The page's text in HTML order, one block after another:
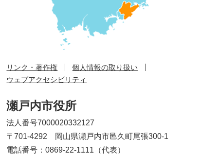
リンク・著作権
個人情報の取り扱い
ウェブアクセシビリティ
瀬戸内市役所
法人番号7000020332127
〒701-4292 岡山県瀬戸内市邑久町尾張300-1
電話番号：0869-22-1111（代表）